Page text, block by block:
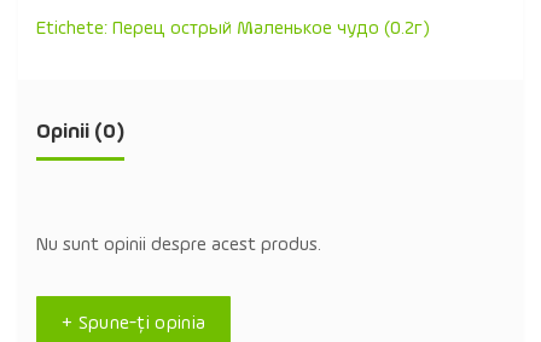
Etichete: Перец острый Маленькое чудо (0.2г)
Opinii (0)
Nu sunt opinii despre acest produs.
+ Spune-ţi opinia